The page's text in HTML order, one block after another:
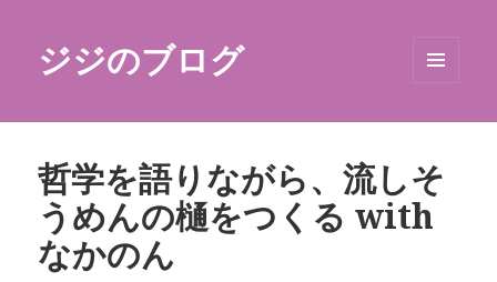
ジジのブログ
哲学を語りながら、流しそ
うめんの樋をつくる with
なかのん